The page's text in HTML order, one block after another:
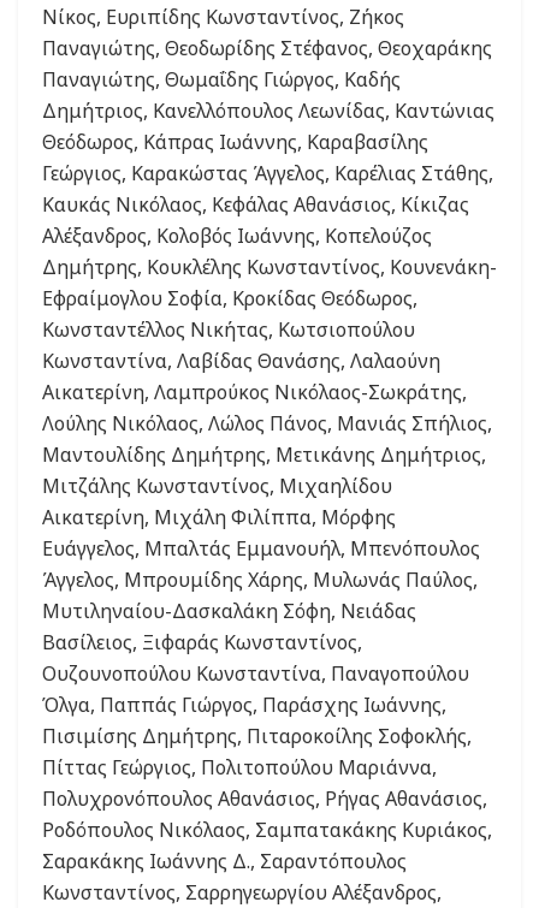
Νίκος, Ευριπίδης Κωνσταντίνος, Ζήκος
Παναγιώτης, Θεοδωρίδης Στέφανος, Θεοχαράκης
Παναγιώτης, Θωμαΐδης Γιώργος, Καδής
Δημήτριος, Κανελλόπουλος Λεωνίδας, Καντώνιας
Θεόδωρος, Κάπρας Ιωάννης, Καραβασίλης
Γεώργιος, Καρακώστας Άγγελος, Καρέλιας Στάθης,
Καυκάς Νικόλαος, Κεφάλας Αθανάσιος, Κίκιζας
Αλέξανδρος, Κολοβός Ιωάννης, Κοπελούζος
Δημήτρης, Κουκλέλης Κωνσταντίνος, Κουνενάκη-
Εφραίμογλου Σοφία, Κροκίδας Θεόδωρος,
Κωνσταντέλλος Νικήτας, Κωτσιοπούλου
Κωνσταντίνα, Λαβίδας Θανάσης, Λαλαούνη
Αικατερίνη, Λαμπρούκος Νικόλαος-Σωκράτης,
Λούλης Νικόλαος, Λώλος Πάνος, Μανιάς Σπήλιος,
Μαντουλίδης Δημήτρης, Μετικάνης Δημήτριος,
Μιτζάλης Κωνσταντίνος, Μιχαηλίδου
Αικατερίνη, Μιχάλη Φιλίππα, Μόρφης
Ευάγγελος, Μπαλτάς Εμμανουήλ, Μπενόπουλος
Άγγελος, Μπρουμίδης Χάρης, Μυλωνάς Παύλος,
Μυτιληναίου-Δασκαλάκη Σόφη, Νειάδας
Βασίλειος, Ξιφαράς Κωνσταντίνος,
Ουζουνοπούλου Κωνσταντίνα, Παναγοπούλου
Όλγα, Παππάς Γιώργος, Παράσχης Ιωάννης,
Πισιμίσης Δημήτρης, Πιταροκοίλης Σοφοκλής,
Πίττας Γεώργιος, Πολιτοπούλου Μαριάννα,
Πολυχρονόπουλος Αθανάσιος, Ρήγας Αθανάσιος,
Ροδόπουλος Νικόλαος, Σαμπατακάκης Κυριάκος,
Σαρακάκης Ιωάννης Δ., Σαραντόπουλος
Κωνσταντίνος, Σαρρηγεωργίου Αλέξανδρος,